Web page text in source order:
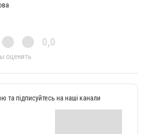
0,0
оценить
та підписуйтесь на наші канали